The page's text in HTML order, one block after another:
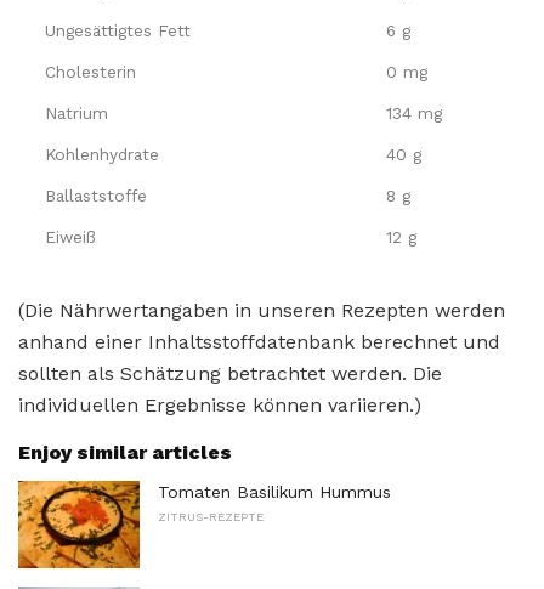
Ungesättigtes Fett 6 g
Cholesterin 0 mg
Natrium 134 mg
Kohlenhydrate 40 g
Ballaststoffe 8 g
Eiweiß 12 g
(Die Nährwertangaben in unseren Rezepten werden
anhand einer Inhaltsstoffdatenbank berechnet und
sollten als Schätzung betrachtet werden. Die
individuellen Ergebnisse können variieren.)
Enjoy similar articles
Tomaten Basilikum Hummus
ZITRUS-REZEPTE